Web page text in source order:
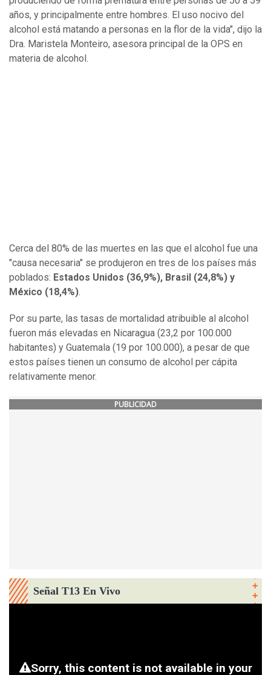
años, y principalmente entre hombres. El uso nocivo del
alcohol está matando a personas en la flor de la vida", dijo la
Dra. Maristela Monteiro, asesora principal de la OPS en
materia de alcohol.
Cerca del 80% de las muertes en las que el alcohol fue una
"causa necesaria" se produjeron en tres de los países más
poblados: Estados Unidos (36,9%), Brasil (24,8%) y
México (18,4%).
Por su parte, las tasas de mortalidad atribuible al alcohol
fueron más elevadas en Nicaragua (23,2 por 100.000
habitantes) y Guatemala (19 por 100.000), a pesar de que
estos países tienen un consumo de alcohol per cápita
relativamente menor.
PUBLICIDAD
Señal T13 En Vivo